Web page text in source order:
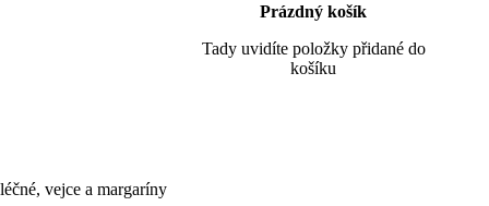
vejce a margaríny
Prázdný košík
Tady uvidíte položky přidané do
košíku